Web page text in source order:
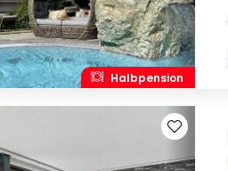
Halbpension